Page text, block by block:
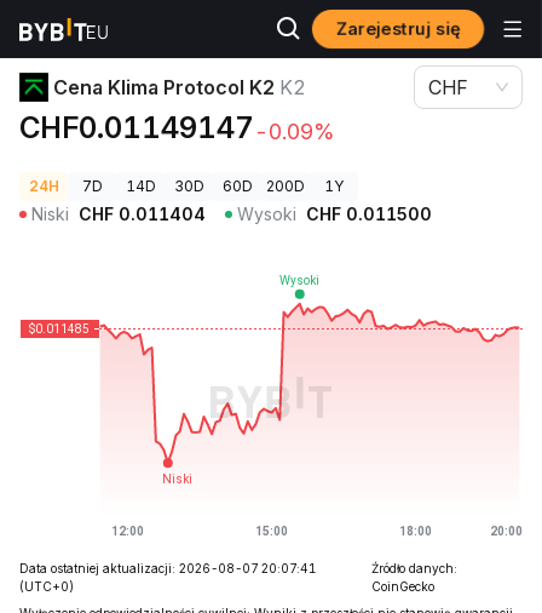
Zarejestruj się
Ceny kryptowalut Cena Klima Protocol K2 K2
Cena Klima Protocol K2 K2
CHF0.01149147 -0.09%
CHF
24H 7D 14D 30D 60D 200D 1Y
Niski CHF 0.011404 Wysoki CHF 0.011500
Data ostatniej aktualizacji: 2026-08-07 20:07:41
(UTC+0)
Źródło danych:
CoinGecko